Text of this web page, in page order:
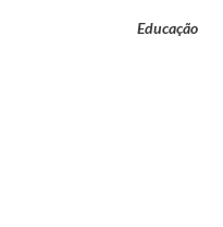
Educação